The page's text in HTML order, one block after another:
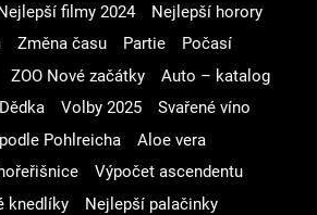
filmy 2024
Nejlepší horory
Změna času Partie
Počasí
ZOO Nové začátky
Auto – katalog
Volby 2025
Svařené víno
Pohlreicha
Aloe vera
Výpočet ascendentu
knedlíky
Nejlepší palačinky